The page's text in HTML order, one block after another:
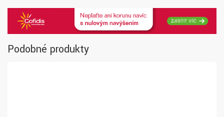
Podobné produkty